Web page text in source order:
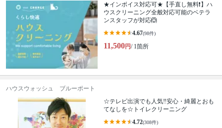
★インボイス対応可★【手直し無料❗️】ハ
ウスクリーニング全般対応可能のベテラ
ンスタッフが対応🙆
4.67(98件)
11,500円/ 1箇所
ハウスウォッシュ ブルーポート
☆テレビ出演でも人気‼安心・綺麗とおも
てなしを☆トイレクリーニング
4.72(308件)